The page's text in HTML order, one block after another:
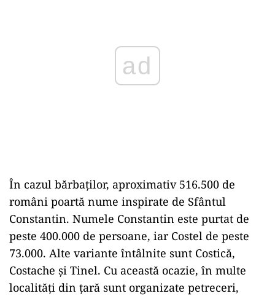
ad
În cazul bărbaților, aproximativ 516.500 de
români poartă nume inspirate de Sfântul
Constantin. Numele Constantin este purtat de
peste 400.000 de persoane, iar Costel de peste
73.000. Alte variante întâlnite sunt Costică,
Costache și Tinel. Cu această ocazie, în multe
localități din țară sunt organizate petreceri,